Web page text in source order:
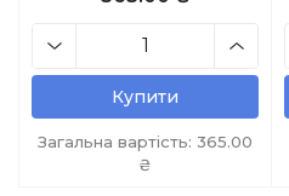
Купити
Загальна вартість: 365.00
₴